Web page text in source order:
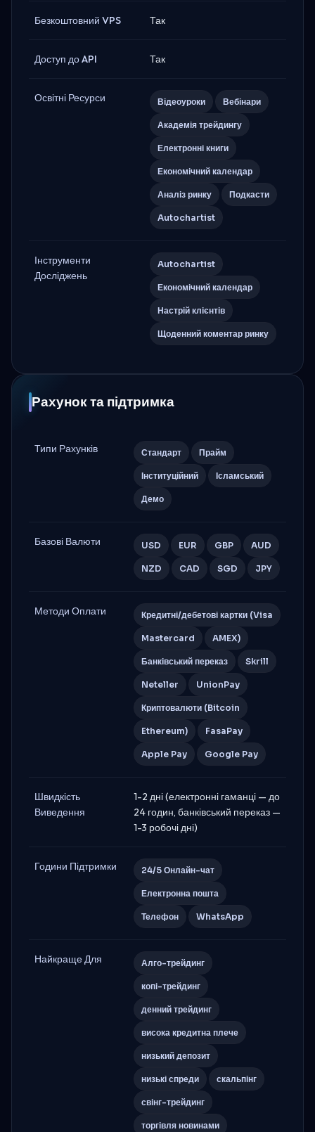
Безкоштовний VPS Так
Доступ до API Так
Освітні Ресурси Відеоуроки Вебінари
Академія трейдингу
Електронні книги
Економічний календар
Аналіз ринку Подкасти
Autochartist
Інструменти
Досліджень
Autochartist
Економічний календар
Настрій клієнтів
Щоденний коментар ринку
Рахунок та підтримка
Типи Рахунків Стандарт Прайм
Інституційний Ісламський
Демо
Базові Валюти USD EUR GBP AUD
NZD CAD SGD JPY
Методи Оплати Кредитні/дебетові картки (Visa
Mastercard AMEX)
Банківський переказ Skrill
Neteller UnionPay
Криптовалюти (Bitcoin
Ethereum) FasaPay
Apple Pay Google Pay
Швидкість
Виведення
1-2 дні (електронні гаманці — до
24 годин, банківський переказ —
1-3 робочі дні)
Години Підтримки 24/5 Онлайн-чат
Електронна пошта
Телефон WhatsApp
Найкраще Для Алго-трейдинг
копі-трейдинг
денний трейдинг
висока кредитна плече
низький депозит
низькі спреди скальпінг
свінг-трейдинг
торгівля новинами